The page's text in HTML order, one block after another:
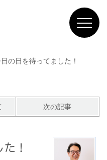
の日を待ってました！
次の記事
！